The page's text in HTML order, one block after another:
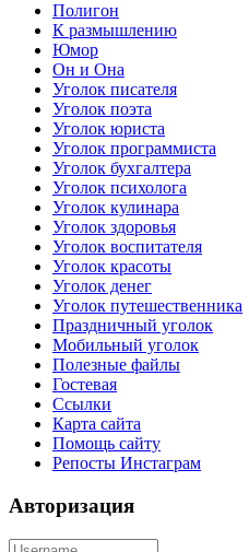
Полигон
К размышлению
Юмор
Он и Она
Уголок писателя
Уголок поэта
Уголок юриста
Уголок программиста
Уголок бухгалтера
Уголок психолога
Уголок кулинара
Уголок здоровья
Уголок воспитателя
Уголок красоты
Уголок денег
Уголок путешественника
Праздничный уголок
Мобильный уголок
Полезные файлы
Гостевая
Ссылки
Карта сайта
Помощь сайту
Репосты Инстаграм
Авторизация